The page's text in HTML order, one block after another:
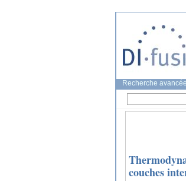
Recherche avancée
couches